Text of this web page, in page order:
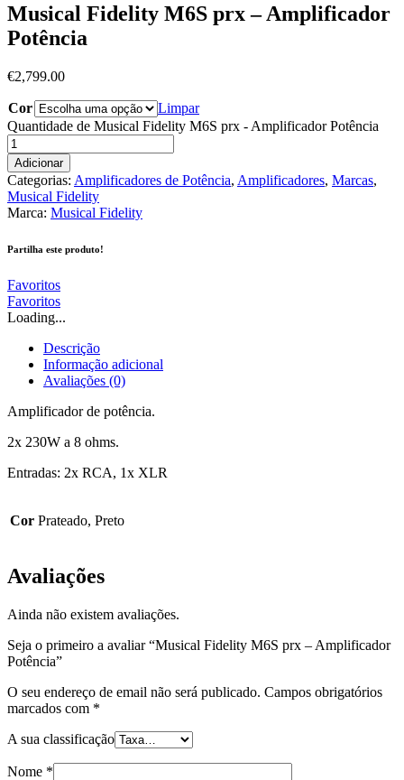
Musical Fidelity M6S prx – Amplificador
Potência
€2,799.00
Cor
Limpar
Quantidade de Musical Fidelity M6S prx - Amplificador Potência
Adicionar
Categorias: Amplificadores de Potência, Amplificadores, Marcas,
Musical Fidelity
Marca: Musical Fidelity
Partilha este produto!
Favoritos
Favoritos
Loading...
Descrição
Informação adicional
Avaliações (0)
Amplificador de potência.
2x 230W a 8 ohms.
Entradas: 2x RCA, 1x XLR
Cor Prateado, Preto
Avaliações
Ainda não existem avaliações.
Seja o primeiro a avaliar “Musical Fidelity M6S prx – Amplificador
Potência”
O seu endereço de email não será publicado. Campos obrigatórios
marcados com *
A sua classificação
Nome *